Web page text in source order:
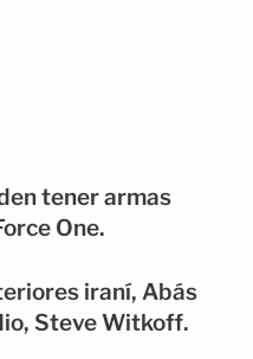
tener armas
One.
iraní, Abás
Steve Witkoff.